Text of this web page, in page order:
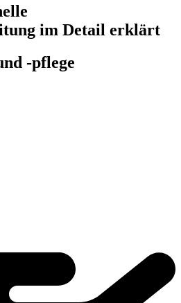
im Detail erklärt
-pflege